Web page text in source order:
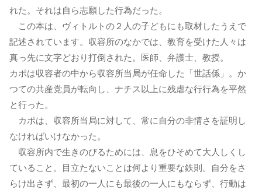
れた。それは自ら志願した行為だった。
この本は、ヴィトルトの２人の子どもにも取材したうえで
記述されています。収容所のなかでは、教育を受けた人々は
真っ先に文字どおり打倒された。医師、弁護士、教授。
カポは収容者の中から収容所当局が任命した「世話係」。か
つての共産党員が転向し、ナチス以上に残虐な行行為を平然
と行った。
カポは、収容所当局に対して、常に自分の非情さを証明し
なければいけなかった。
収容所内で生きのびるためには、息をひそめて大人しくし
ていること。目立たないことは何より重要な鉄則。自分をさ
らけ出さず、最初の一人にも最後の一人にもならず、行動は